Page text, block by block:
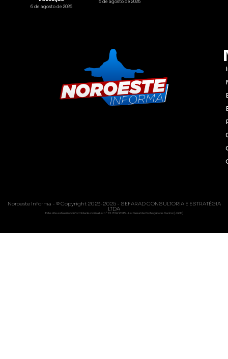
6 de agosto de 2026
6 de agosto de 2026
Noroeste Informa - © Copyright 2023-2025 - SEFARAD CONSULTORIA E ESTRATÉGIA
LTDA
Este site está em conformidade com a Lei nº 13.709/2018 - Lei Geral de Proteção de Dados (LGPD)